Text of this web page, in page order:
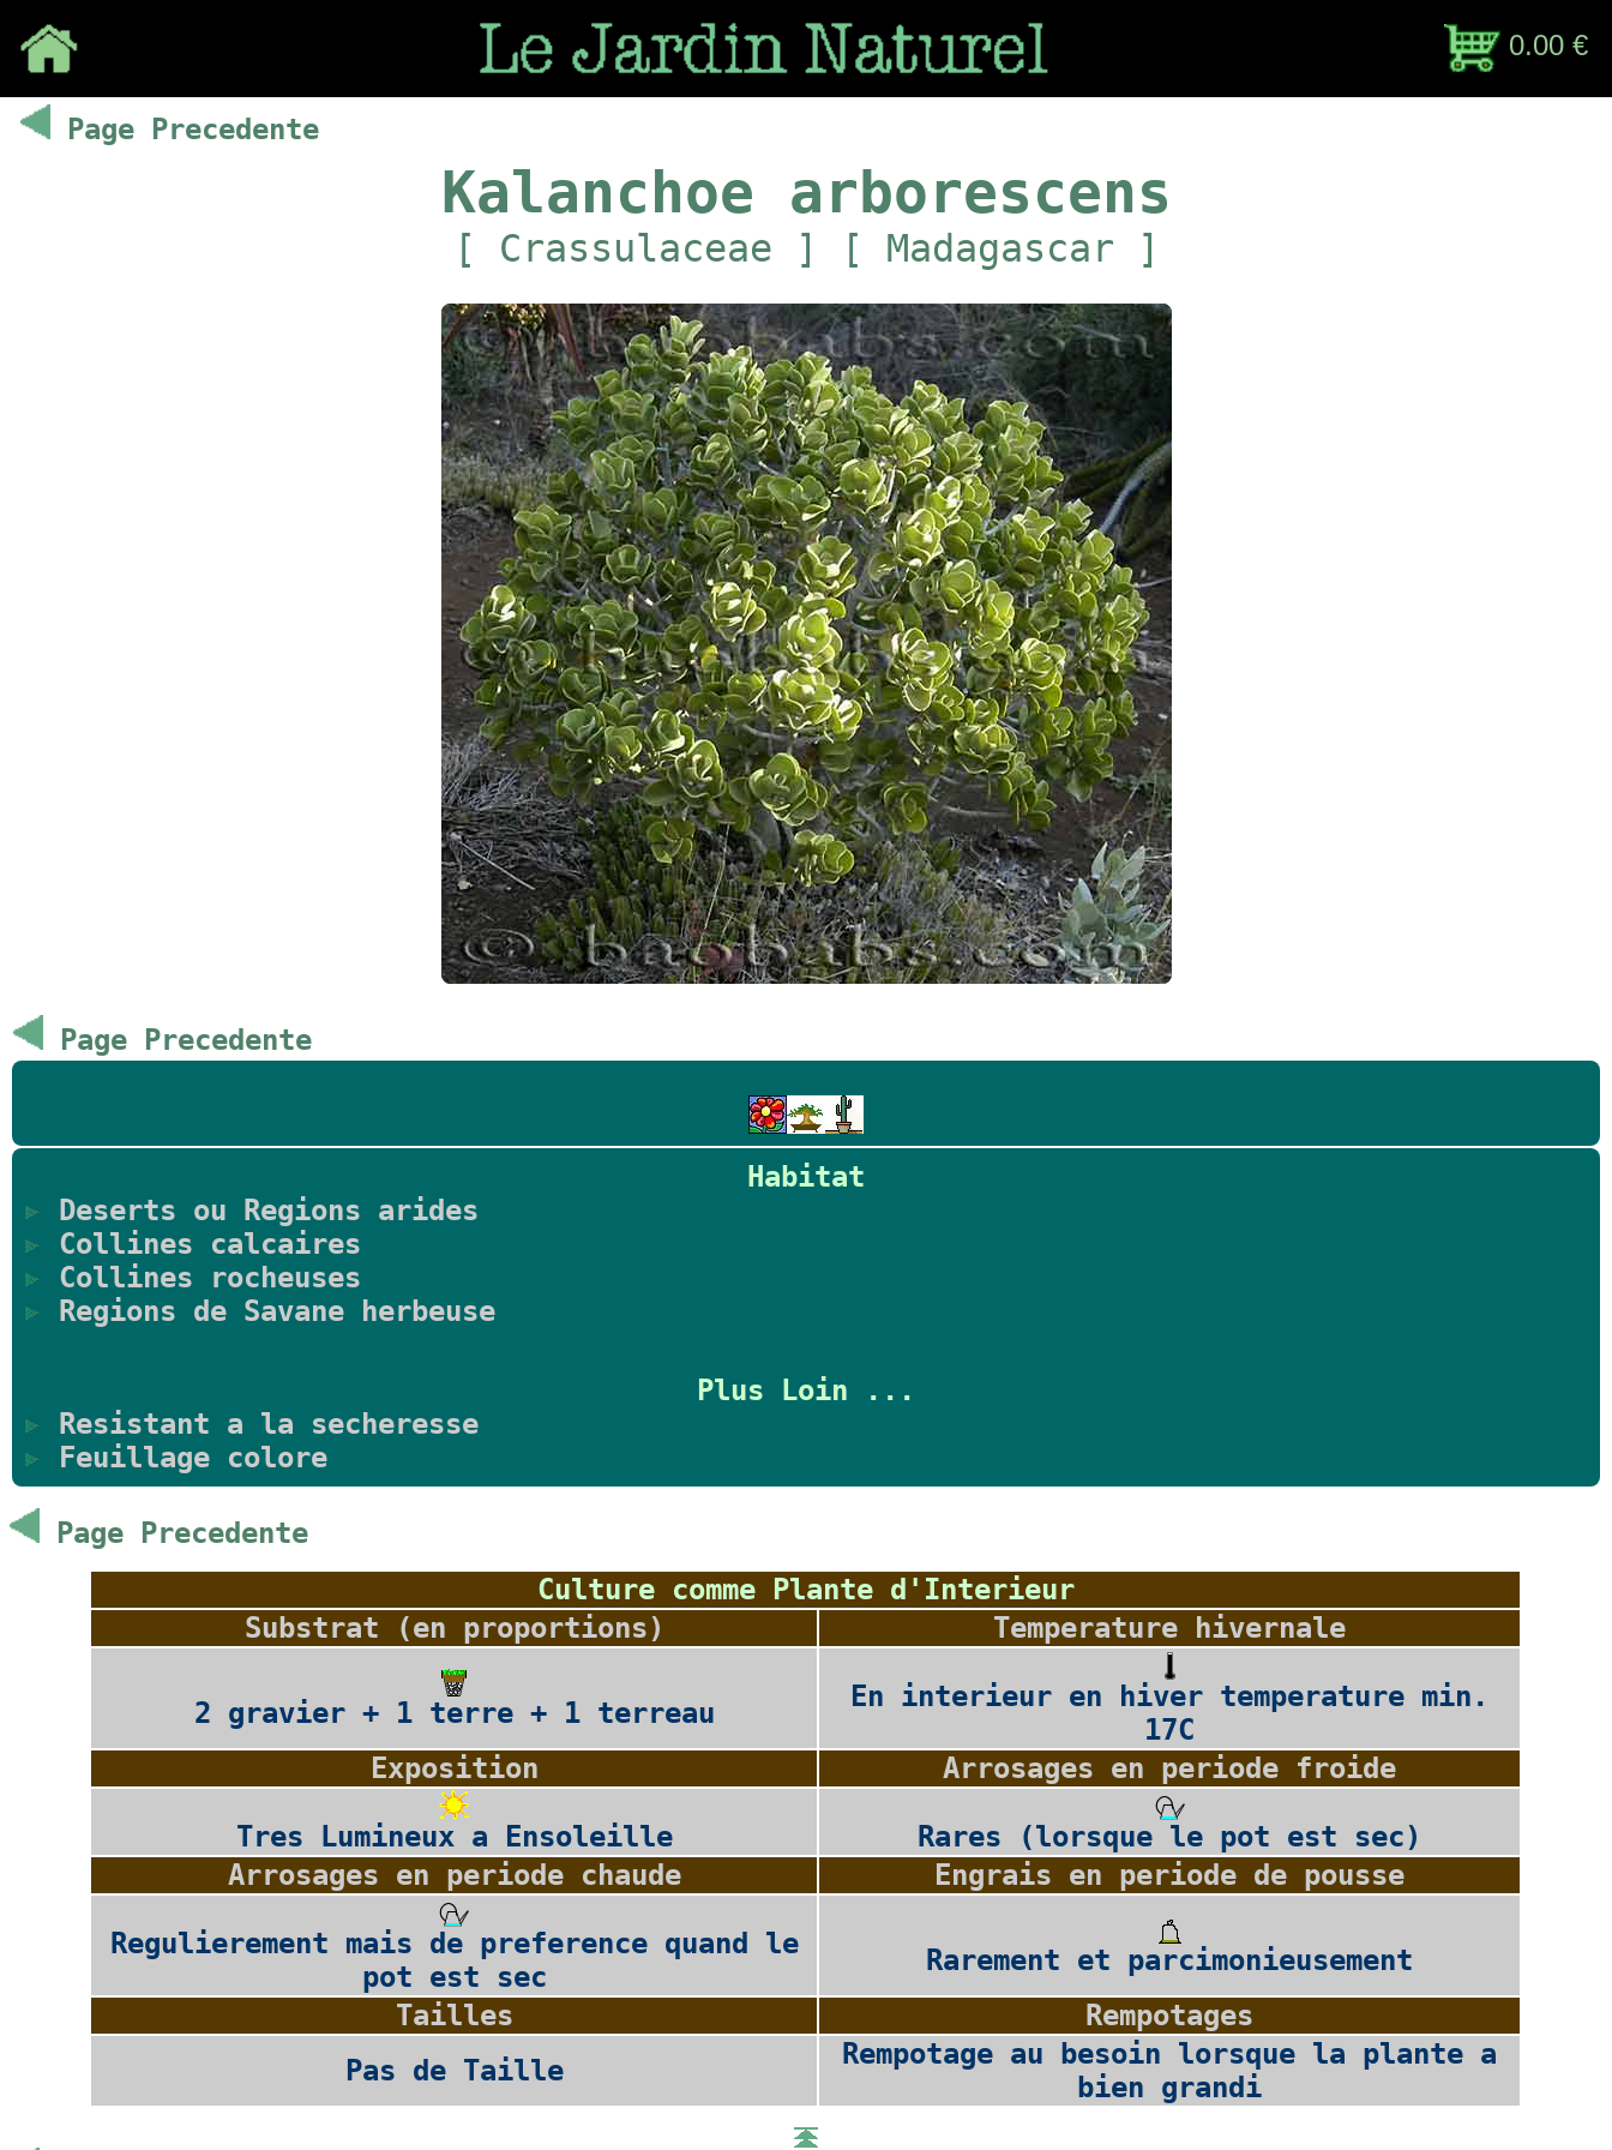
0.00 €
Page Precedente
Kalanchoe arborescens
[ Crassulaceae ] [ Madagascar ]
Page Precedente
Habitat
Deserts ou Regions arides
Collines calcaires
Collines rocheuses
Regions de Savane herbeuse
Plus Loin ...
Resistant a la secheresse
Feuillage colore
Page Precedente
Culture comme Plante d'Interieur
Substrat (en proportions)
Temperature hivernale
2 gravier + 1 terre + 1 terreau
En interieur en hiver temperature min.
17C
Exposition
Arrosages en periode froide
Tres Lumineux a Ensoleille
Rares (lorsque le pot est sec)
Arrosages en periode chaude
Engrais en periode de pousse
Regulierement mais de preference quand le
pot est sec
Rarement et parcimonieusement
Tailles
Rempotages
Pas de Taille
Rempotage au besoin lorsque la plante a
bien grandi